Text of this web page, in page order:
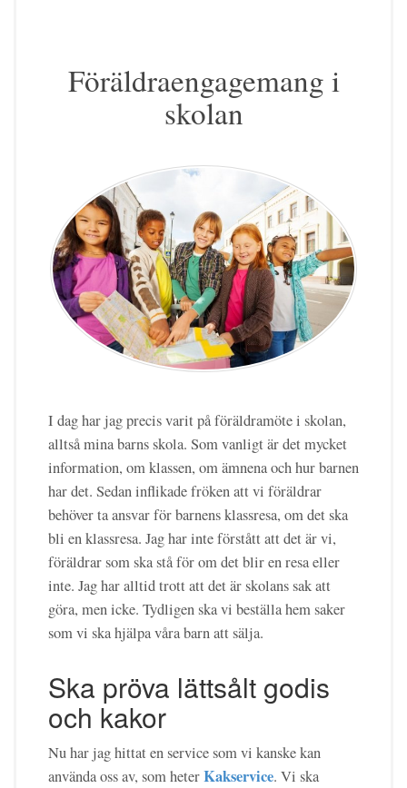
Föräldraengagemang i
skolan
I dag har jag precis varit på föräldramöte i skolan,
alltså mina barns skola. Som vanligt är det mycket
information, om klassen, om ämnena och hur barnen
har det. Sedan inflikade fröken att vi föräldrar
behöver ta ansvar för barnens klassresa, om det ska
bli en klassresa. Jag har inte förstått att det är vi,
föräldrar som ska stå för om det blir en resa eller
inte. Jag har alltid trott att det är skolans sak att
göra, men icke. Tydligen ska vi beställa hem saker
som vi ska hjälpa våra barn att sälja.
Ska pröva lättsålt godis
och kakor
Nu har jag hittat en service som vi kanske kan
använda oss av, som heterKakservice. Vi ska